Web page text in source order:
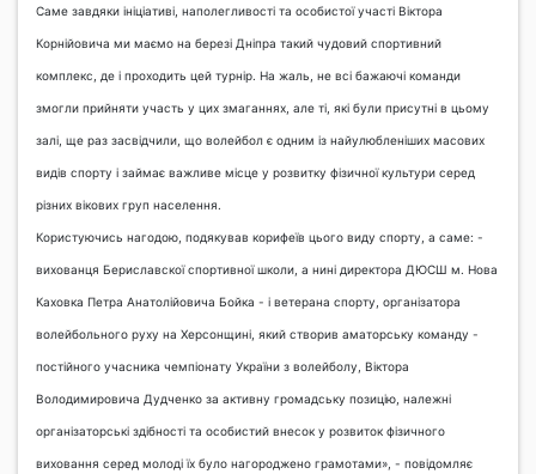
Саме завдяки ініціативі, наполегливості та особистої участі Віктора
Корнійовича ми маємо на березі Дніпра такий чудовий спортивний
комплекс, де і проходить цей турнір. На жаль, не всі бажаючі команди
змогли прийняти участь у цих змаганнях, але ті, які були присутні в цьому
залі, ще раз засвідчили, що волейбол є одним із найулюбленіших масових
видів спорту і займає важливе місце у розвитку фізичної культури серед
різних вікових груп населення.
Користуючись нагодою, подякував корифеїв цього виду спорту, а саме: -
вихованця Бериславскої спортивної школи, а нині директора ДЮСШ м. Нова
Каховка Петра Анатолійовича Бойка - і ветерана спорту, організатора
волейбольного руху на Херсонщині, який створив аматорську команду -
постійного учасника чемпіонату України з волейболу, Віктора
Володимировича Дудченко за активну громадську позицію, належні
організаторські здібності та особистий внесок у розвиток фізичного
виховання серед молоді їх було нагороджено грамотами», - повідомляє